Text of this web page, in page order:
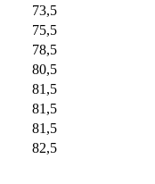
73,5
75,5
78,5
80,5
81,5
81,5
81,5
82,5